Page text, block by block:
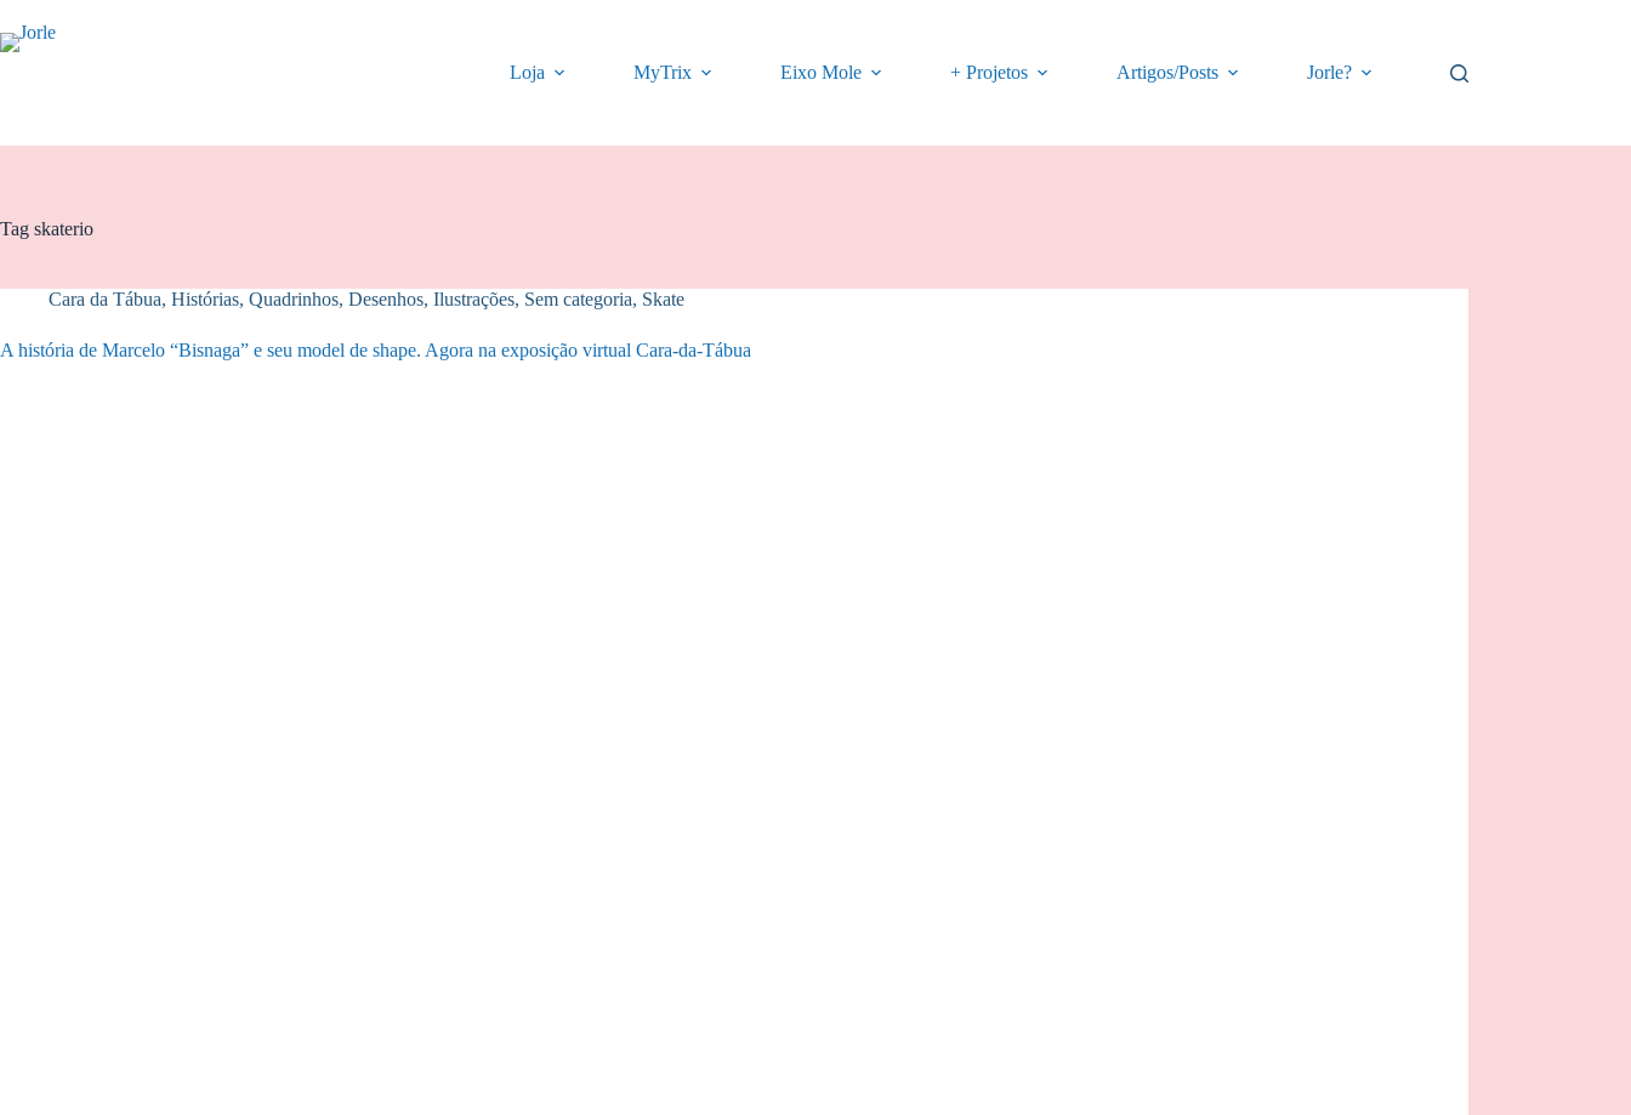
para
o
Loja MyTrix Eixo Mole + Projetos Artigos/Posts Jorle?
Tag skaterio
Cara da Tábua, Histórias, Quadrinhos, Desenhos, Ilustrações, Sem categoria, Skate
A história de Marcelo “Bisnaga” e seu model de shape. Agora na exposição virtual Cara-da-Tábua